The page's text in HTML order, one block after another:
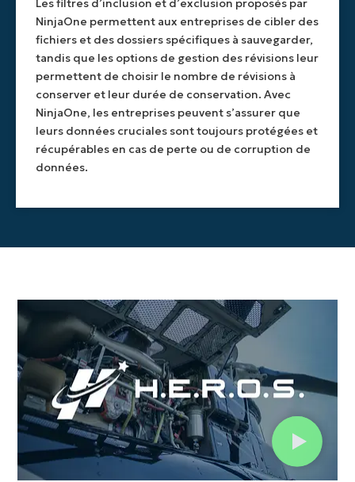
Les filtres d’inclusion et d’exclusion proposés par
NinjaOne permettent aux entreprises de cibler des
fichiers et des dossiers spécifiques à sauvegarder,
tandis que les options de gestion des révisions leur
permettent de choisir le nombre de révisions à
conserver et leur durée de conservation. Avec
NinjaOne, les entreprises peuvent s’assurer que
leurs données cruciales sont toujours protégées et
récupérables en cas de perte ou de corruption de
données.